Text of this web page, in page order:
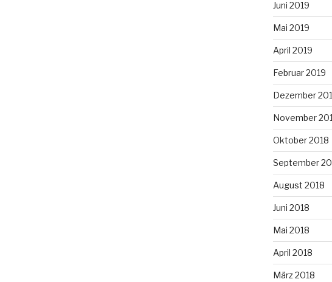
Juni 2019
Mai 2019
April 2019
Februar 2019
Dezember
November
Oktober 2018
September
August 2018
Juni 2018
Mai 2018
April 2018
März 2018